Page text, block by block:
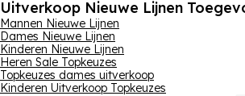
Uitverkoop Nieuwe Lijnen
Mannen Nieuwe Lijnen
Dames Nieuwe Lijnen
Kinderen Nieuwe Lijnen
Heren Sale Topkeuzes
Topkeuzes dames uitverkoop
Kinderen Uitverkoop Topkeuzes